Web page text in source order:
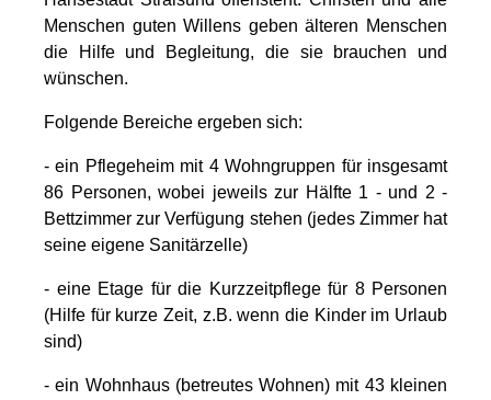
Menschen guten Willens geben älteren Menschen
die Hilfe und Begleitung, die sie brauchen und
wünschen.
Folgende Bereiche ergeben sich:
- ein Pflegeheim mit 4 Wohngruppen für insgesamt
86 Personen, wobei jeweils zur Hälfte 1 - und 2 -
Bettzimmer zur Verfügung stehen (jedes Zimmer hat
seine eigene Sanitärzelle)
- eine Etage für die Kurzzeitpflege für 8 Personen
(Hilfe für kurze Zeit, z.B. wenn die Kinder im Urlaub
sind)
- ein Wohnhaus (betreutes Wohnen) mit 43 kleinen